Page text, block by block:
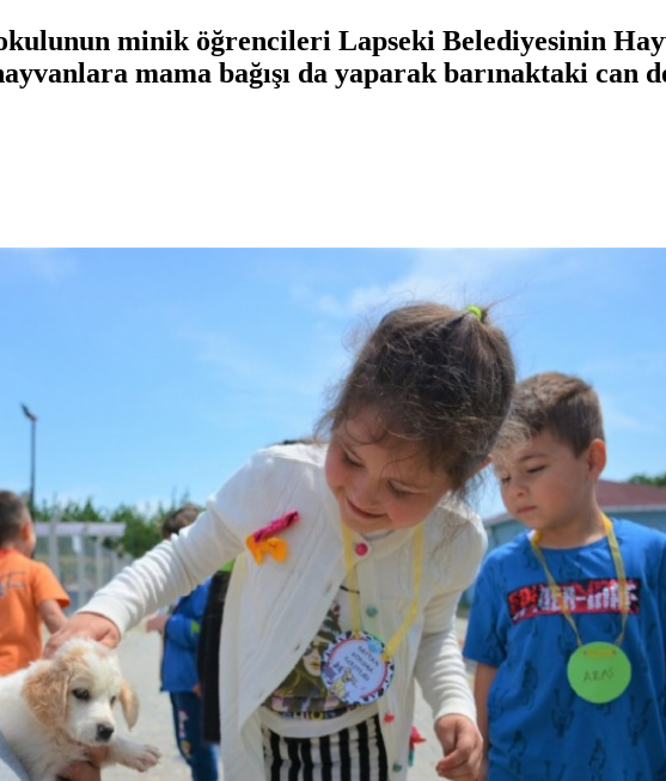
minik öğrencileri Lapseki Belediyesinin
mama bağışı da yaparak barınaktaki can